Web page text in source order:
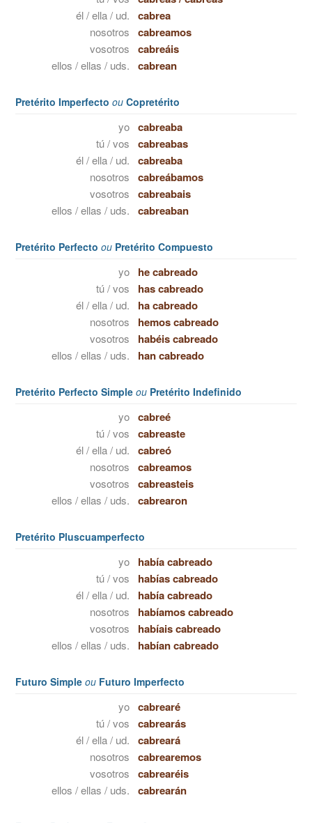
él / ella / ud. cabrea
nosotros cabreamos
vosotros cabreáis
ellos / ellas / uds. cabrean
Pretérito Imperfecto ou Copretérito
yo cabreaba
tú / vos cabreabas
él / ella / ud. cabreaba
nosotros cabreábamos
vosotros cabreabais
ellos / ellas / uds. cabreaban
Pretérito Perfecto ou Pretérito Compuesto
yo he cabreado
tú / vos has cabreado
él / ella / ud. ha cabreado
nosotros hemos cabreado
vosotros habéis cabreado
ellos / ellas / uds. han cabreado
Pretérito Perfecto Simple ou Pretérito Indefinido
yo cabreé
tú / vos cabreaste
él / ella / ud. cabreó
nosotros cabreamos
vosotros cabreasteis
ellos / ellas / uds. cabrearon
Pretérito Pluscuamperfecto
yo había cabreado
tú / vos habías cabreado
él / ella / ud. había cabreado
nosotros habíamos cabreado
vosotros habíais cabreado
ellos / ellas / uds. habían cabreado
Futuro Simple ou Futuro Imperfecto
yo cabrearé
tú / vos cabrearás
él / ella / ud. cabreará
nosotros cabrearemos
vosotros cabrearéis
ellos / ellas / uds. cabrearán